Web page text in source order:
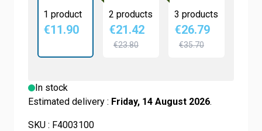
1 product
€11.90
2 products
€21.42
€23.80
3 products
€26.79
€35.70
In stock
Estimated delivery : Friday, 14 August 2026.
SKU : F4003100